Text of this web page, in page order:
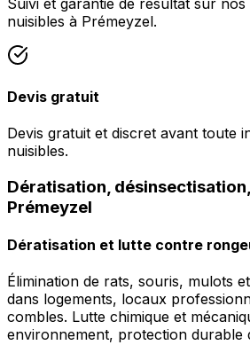
nuisibles à Prémeyzel.
Devis gratuit
Devis gratuit et discret avant toute
nuisibles.
Dératisation,
Prémeyzel
Dératisation et lutte contre
Élimination de rats, souris, mulots
dans logements, locaux
combles. Lutte chimique et
environnement, protection durable